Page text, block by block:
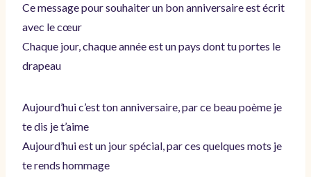
Ce message pour souhaiter un bon anniversaire est écrit
avec le cœur
Chaque jour, chaque année est un pays dont tu portes le
drapeau
Aujourd’hui c’est ton anniversaire, par ce beau poème je
te dis je t’aime
Aujourd’hui est un jour spécial, par ces quelques mots je
te rends hommage